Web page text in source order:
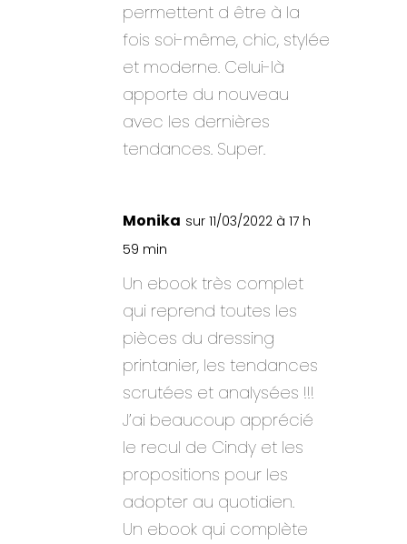
permettent d être à la
fois soi-même, chic, stylée
et moderne. Celui-là
apporte du nouveau
avec les dernières
tendances. Super.
Monika sur 11/03/2022 à 17 h
59 min
Un ebook très complet
qui reprend toutes les
pièces du dressing
printanier, les tendances
scrutées et analysées !!!
J’ai beaucoup apprécié
le recul de Cindy et les
propositions pour les
adopter au quotidien.
Un ebook qui complète